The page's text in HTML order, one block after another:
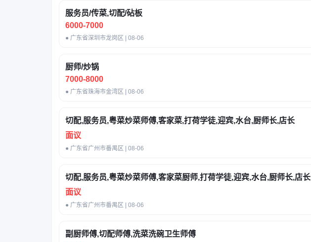
服务员/传菜,切配/砧板
6000-7000
● 广东省深圳市龙岗区 | 08-06
厨师/炒锅
7000-8000
● 广东省珠海市金湾区 | 08-06
切配,服务员,粤菜炒菜师傅,客家菜,打荷学徒,迎宾,水台,厨师长,店长
面议
● 广东省广州市番禺区 | 08-06
切配,服务员,粤菜炒菜师傅,客家菜厨师,打荷学徒,迎宾,水台,厨师长,店长
面议
● 广东省广州市番禺区 | 08-06
副厨师傅,切配师傅,洗菜洗碗卫生师傅